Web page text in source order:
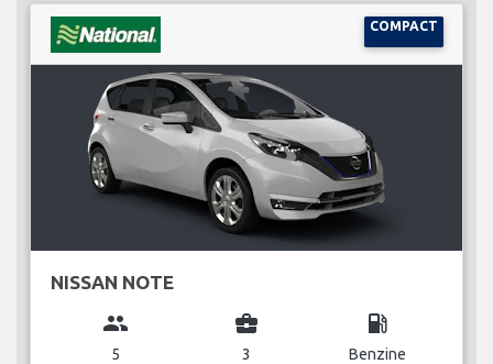
COMPACT
NISSAN NOTE
group
5
business_center
3
local_gas_station
Benzine